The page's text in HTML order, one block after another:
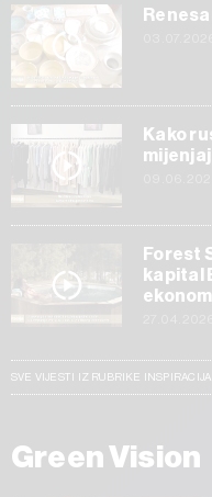
Kako
Forest
kapital
SVE VIJESTI IZ RUBRIKE INSPIRACIJA
Green Vision